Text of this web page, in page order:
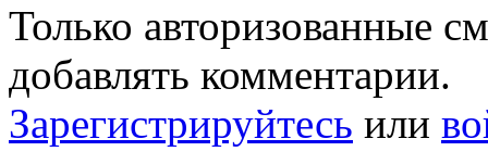
Только авторизованные
добавлять комментарии.
Зарегистрируйтесь или